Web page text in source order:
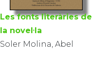
Les fonts literàries de
la novel·la
Soler Molina, Abel